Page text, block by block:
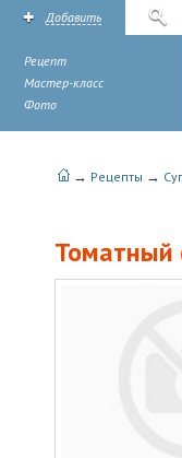
Добавить
Рецепт
Мастер-класс
Фото
→ Рецепты →
Томатный